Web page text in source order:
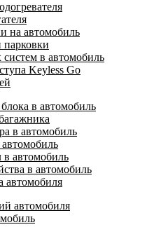
на автомобиль
в автомобиль
Keyless Go
в автомобиль
в автомобиль
в автомобиль
в автомобиль
автомобиля
автомобиля